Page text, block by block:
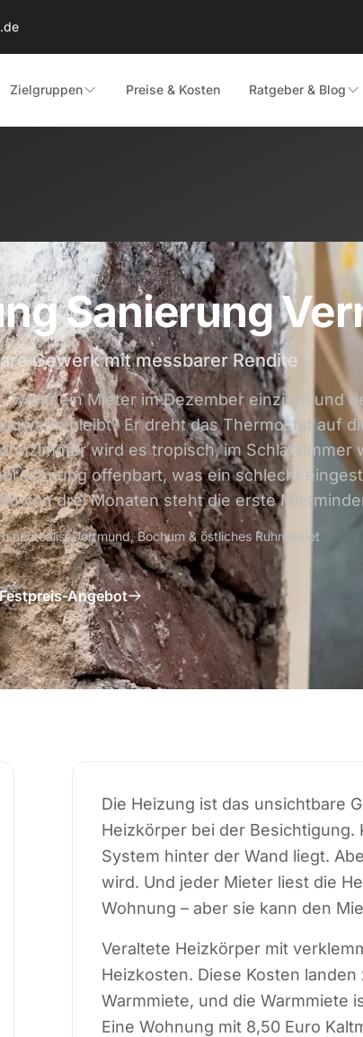
Zielgruppen Preise & Kosten Ratgeber & Blog
Sanierung
Gewerk mit messbarer Rendite
wenn ein Mieter im Dezember einzieht und
bleibt? Er dreht das Thermostat auf
wird es tropisch, im Schlafzimmer
offenbart, was ein schlecht
von drei Monaten steht die erste
neurealis: Dortmund, Bochum & östliches Ruhrgebiet
Angebot
Die Heizung ist das unsichtbare
Heizkörper bei der
System hinter der Wand liegt.
wird. Und jeder Mieter liest die
Wohnung – aber sie kann den
Veraltete Heizkörper mit
Heizkosten. Diese Kosten
Warmmiete, und die Warmmiete
Eine Wohnung mit 8,50 Euro